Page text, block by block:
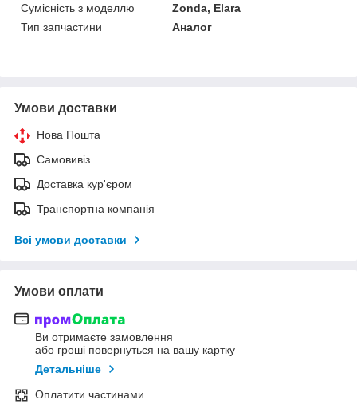
Сумісність з моделлю
Zonda, Elara
Тип запчастини
Аналог
Умови доставки
Нова Пошта
Самовивіз
Доставка кур'єром
Транспортна компанія
Всі умови доставки
Умови оплати
Ви отримаєте замовлення
або гроші повернуться на вашу картку
Детальніше
Оплатити частинами